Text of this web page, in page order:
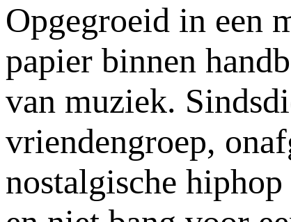
Opgegroeid in een
papier binnen
van muziek.
vriendengroep,
nostalgische